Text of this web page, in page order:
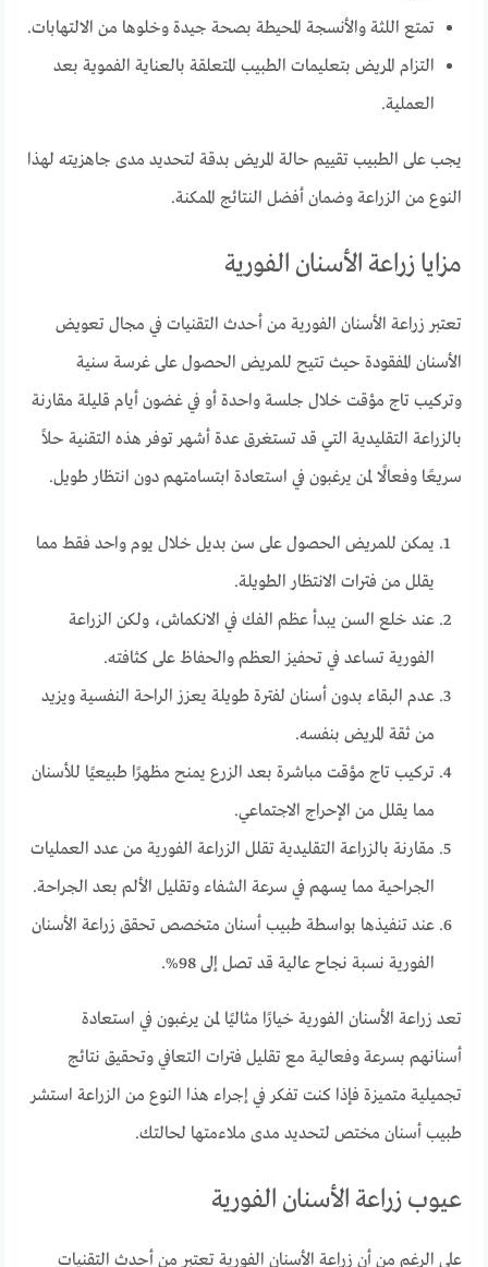
تمتع اللثة والأنسجة المحيطة بصحة جيدة وخلوها من الالتهابات.
التزام المريض بتعليمات الطبيب المتعلقة بالعناية الفموية بعد
العملية.
يجب على الطبيب تقييم حالة المريض بدقة لتحديد مدى جاهزيته لهذا
النوع من الزراعة وضمان أفضل النتائج الممكنة.
مزايا زراعة الأسنان الفورية
تعتبر زراعة الأسنان الفورية من أحدث التقنيات في مجال تعويض
الأسنان المفقودة حيث تتيح للمريض الحصول على غرسة سنية
وتركيب تاج مؤقت خلال جلسة واحدة أو في غضون أيام قليلة مقارنة
بالزراعة التقليدية التي قد تستغرق عدة أشهر توفر هذه التقنية حلاً
سريعًا وفعالًا لمن يرغبون في استعادة ابتسامتهم دون انتظار طويل.
يمكن للمريض الحصول على سن بديل خلال يوم واحد فقط مما
يقلل من فترات الانتظار الطويلة.
عند خلع السن يبدأ عظم الفك في الانكماش، ولكن الزراعة
الفورية تساعد في تحفيز العظم والحفاظ على كثافته.
عدم البقاء بدون أسنان لفترة طويلة يعزز الراحة النفسية ويزيد
من ثقة المريض بنفسه.
تركيب تاج مؤقت مباشرة بعد الزرع يمنح مظهرًا طبيعيًا للأسنان
مما يقلل من الإحراج الاجتماعي.
مقارنة بالزراعة التقليدية تقلل الزراعة الفورية من عدد العمليات
الجراحية مما يسهم في سرعة الشفاء وتقليل الألم بعد الجراحة.
عند تنفيذها بواسطة طبيب أسنان متخصص تحقق زراعة الأسنان
الفورية نسبة نجاح عالية قد تصل إلى 98%.
تعد زراعة الأسنان الفورية خيارًا مثاليًا لمن يرغبون في استعادة
أسنانهم بسرعة وفعالية مع تقليل فترات التعافي وتحقيق نتائج
تجميلية متميزة فإذا كنت تفكر في إجراء هذا النوع من الزراعة استشر
طبيب أسنان مختص لتحديد مدى ملاءمتها لحالتك.
عيوب زراعة الأسنان الفورية
على الرغم من أن زراعة الأسنان الفورية تعتبر من أحدث التقنيات